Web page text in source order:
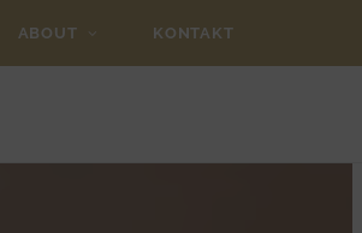
ABOUT KONTAKT